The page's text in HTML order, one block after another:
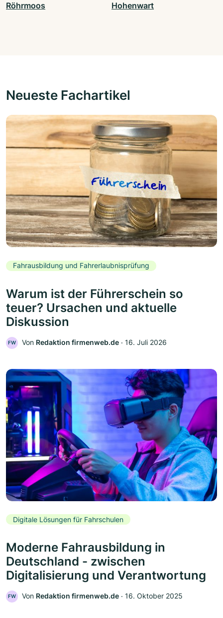
Röhrmoos Hohenwart
Neueste Fachartikel
Fahrausbildung und Fahrerlaubnisprüfung
Warum ist der Führerschein so
teuer? Ursachen und aktuelle
Diskussion
FW Von Redaktion firmenweb.de ‧ 16. Juli 2026
Digitale Lösungen für Fahrschulen
Moderne Fahrausbildung in
Deutschland - zwischen
Digitalisierung und Verantwortung
FW Von Redaktion firmenweb.de ‧ 16. Oktober 2025